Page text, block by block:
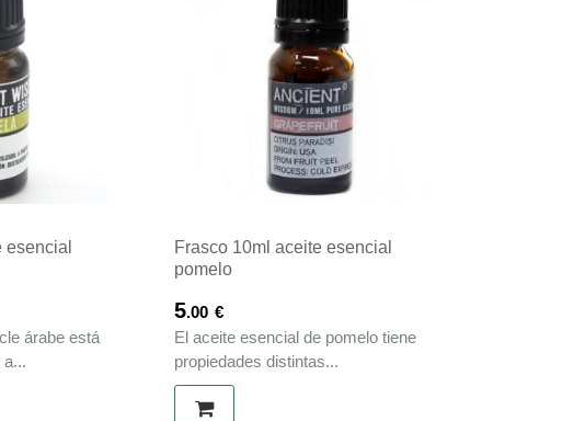
esencial
árabe está
a...
Frasco 10ml aceite esencial
pomelo
5.00 €
El aceite esencial de pomelo tiene
propiedades distintas...